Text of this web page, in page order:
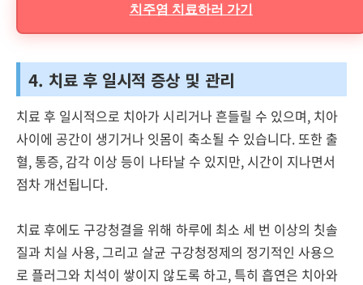
치주염 치료하러 가기
4. 치료 후 일시적 증상 및 관리
치료 후 일시적으로 치아가 시리거나 흔들릴 수 있으며, 치아
사이에 공간이 생기거나 잇몸이 축소될 수 있습니다. 또한 출
혈, 통증, 감각 이상 등이 나타날 수 있지만, 시간이 지나면서
점차 개선됩니다.
치료 후에도 구강청결을 위해 하루에 최소 세 번 이상의 칫솔
질과 치실 사용, 그리고 살균 구강청정제의 정기적인 사용으
로 플러그와 치석이 쌓이지 않도록 하고, 특히 흡연은 치아와